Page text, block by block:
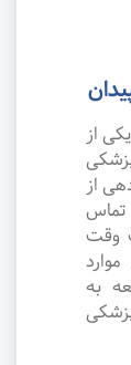
از
از
تماس
وقت
به